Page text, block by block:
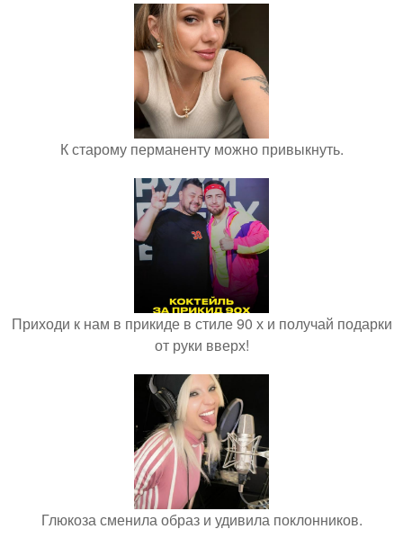
К старому перманенту можно привыкнуть.
Приходи к нам в прикиде в стиле 90 х и получай подарки
от руки вверх!
Глюкоза сменила образ и удивила поклонников.